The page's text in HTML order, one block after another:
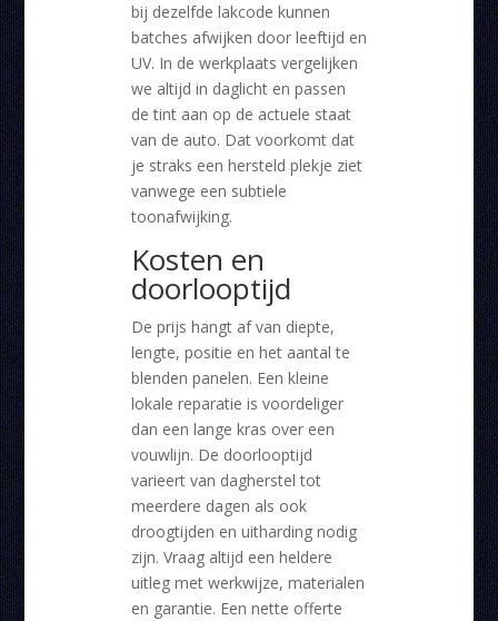
bij dezelfde lakcode kunnen
batches afwijken door leeftijd en
UV. In de werkplaats vergelijken
we altijd in daglicht en passen
de tint aan op de actuele staat
van de auto. Dat voorkomt dat
je straks een hersteld plekje ziet
vanwege een subtiele
toonafwijking.
Kosten en
doorlooptijd
De prijs hangt af van diepte,
lengte, positie en het aantal te
blenden panelen. Een kleine
lokale reparatie is voordeliger
dan een lange kras over een
vouwlijn. De doorlooptijd
varieert van dagherstel tot
meerdere dagen als ook
droogtijden en uitharding nodig
zijn. Vraag altijd een heldere
uitleg met werkwijze, materialen
en garantie. Een nette offerte